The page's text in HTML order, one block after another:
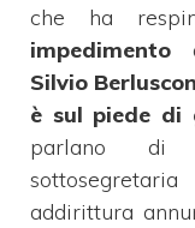
che ha
impedimento
Silvio
è sul piede di
parlano di
addirittura